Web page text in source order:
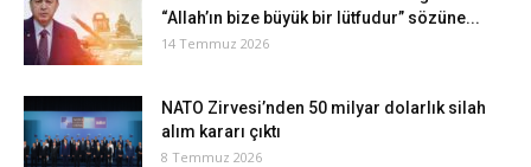
“Allah’ın bize büyük bir lütfudur” sözüne...
14 Temmuz 2026
NATO Zirvesi’nden 50 milyar dolarlık silah
alım kararı çıktı
8 Temmuz 2026